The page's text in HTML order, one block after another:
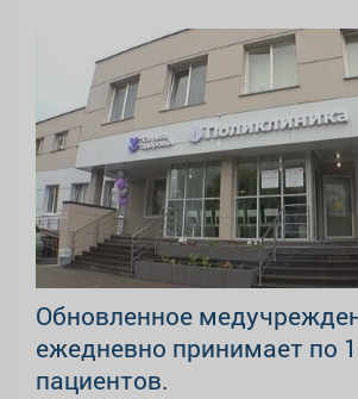
Обновленное
ежедневно принимает по
пациентов.